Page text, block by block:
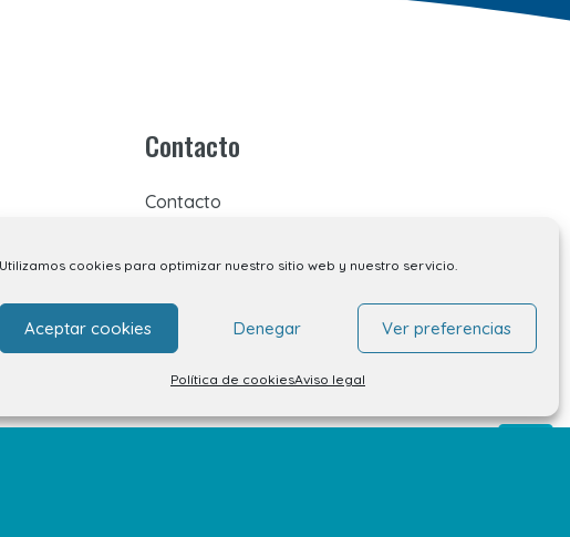
Utilizamos cookies para optimizar nuestro sitio web y nuestro servicio.
Aceptar cookies Denegar Ver preferencias
Política de cookiesAviso legal
Contacto
Contacto
Alquiler de stands
Trabaja con nosotros
Preguntas Frecuentes